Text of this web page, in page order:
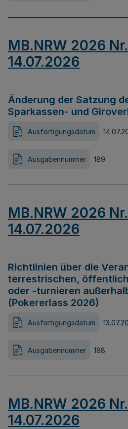
MB.NRW 2026
14.07.2026
Änderung der Satzung
Sparkassen- und
Ausfertigungsdatum
Ausgabennummer 189
MB.NRW 2026
14.07.2026
Richtlinien über die
terrestrischen,
oder -turnieren
(Pokererlass 2026)
Ausfertigungsdatum
Ausgabennummer 188
MB.NRW 2026
14.07.2026